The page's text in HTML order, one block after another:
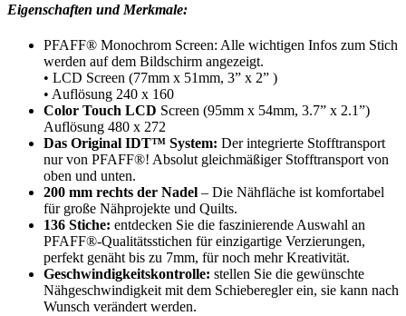
Eigenschaften und Merkmale:
PFAFF® Monochrom Screen: Alle wichtigen Infos zum Stich
werden auf dem Bildschirm angezeigt.
• LCD Screen (77mm x 51mm, 3” x 2” )
• Auflösung 240 x 160
Color Touch LCD Screen (95mm x 54mm, 3.7” x 2.1”)
Auflösung 480 x 272
Das Original IDT™ System: Der integrierte Stofftransport
nur von PFAFF®! Absolut gleichmäßiger Stofftransport von
oben und unten.
200 mm rechts der Nadel – Die Nähfläche ist komfortabel
für große Nähprojekte und Quilts.
136 Stiche: entdecken Sie die faszinierende Auswahl an
PFAFF®-Qualitätsstichen für einzigartige Verzierungen,
perfekt genäht bis zu 7mm, für noch mehr Kreativität.
Geschwindigkeitskontrolle: stellen Sie die gewünschte
Nähgeschwindigkeit mit dem Schieberegler ein, sie kann nach
Wunsch verändert werden.